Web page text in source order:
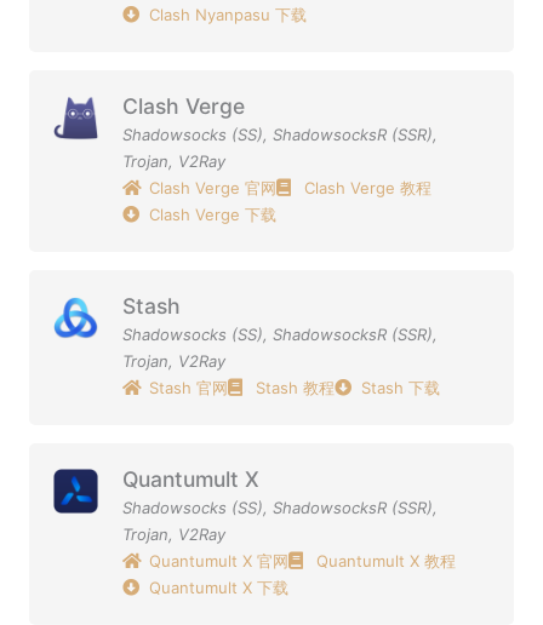
Clash Nyanpasu 下载
Clash Verge
Shadowsocks (SS), ShadowsocksR (SSR),
Trojan, V2Ray
Clash Verge 官网
Clash Verge 教程
Clash Verge 下载
Stash
Shadowsocks (SS), ShadowsocksR (SSR),
Trojan, V2Ray
Stash 官网
Stash 教程 Stash 下载
Quantumult X
Shadowsocks (SS), ShadowsocksR (SSR),
Trojan, V2Ray
Quantumult X 官网
Quantumult X 教程
Quantumult X 下载